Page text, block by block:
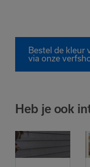
Bestel de kleur
via onze
Heb je ook